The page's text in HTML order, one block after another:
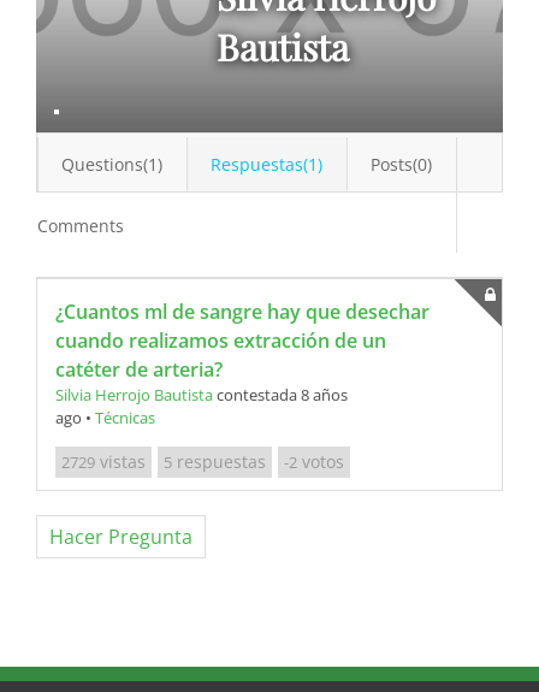
Bautista
Questions(1) Respuestas(1) Posts(0)
Comments
¿Cuantos ml de sangre hay que desechar
cuando realizamos extracción de un
catéter de arteria?
Silvia Herrojo Bautistacontestada 8 años
ago • Técnicas
2729 vistas 5 respuestas -2 votos
Hacer Pregunta